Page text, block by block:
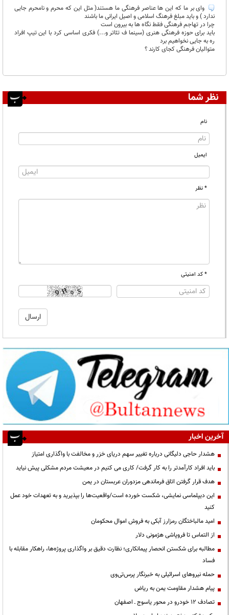
وای بر ما که این ها عناصر فرهنگی ما هستند( مثل این که محرم و نامحرم جایی
ندارد ) و باید مبلغ فرهنگ اسلامی و اصیل ایرانی ما باشند
چرا در تهاجم فرهنگی فقط نگاه ها به بیرون است
باید برای حوزه فرهنگی هنری (سینما ف تئاتر و...) فکری اساسی کرد با این تیپ افراد
ره به جایی نخواهیم برد
متوالیان فرهنگی کجای کارند ؟
نظر شما
نام
ایمیل
* نظر
* کد امنیتی
آخرین اخبار
هشدار حاجی دلیگانی درباره تغییر سهم دریای خزر و مخالفت با واگذاری امتیاز
باید افراد کارآمدتر را به کار گرفت/ کاری می کنیم در معیشت مردم مشکلی پیش نیاید
هدف قرار گرفتن اتاق‌ فرماندهی مزدوران عربستان در یمن
این دیپلماسی نمایشی، شکست خورده است/واقعیت‌ها را بپذیرید و به تعهدات خود عمل
کنید
امید مالباختگان رمزارز آبکی به فروش اموال محکومان
از التماس تا فروپاشی هژمونی دلار
مطالبه برای شکستن انحصار پیمانکاری؛ نظارت دقیق بر واگذاری پروژه‌ها، راهکار مقابله با
فساد
حمله نیروهای اسرائیلی به خبرنگار پرس‌تی‌وی
پیام هشدار مقاومت یمن به ریاض
تصادف ۱۲ خودرو در محور یاسوج ـ اصفهان